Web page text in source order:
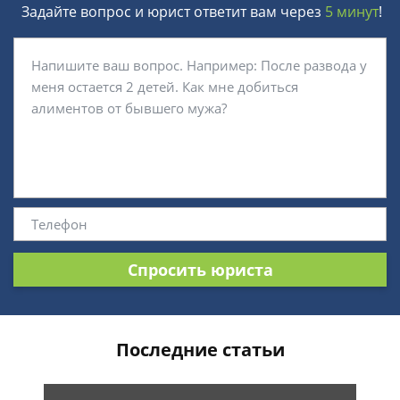
Задайте вопрос и юрист ответит вам через 5 минут!
Спросить юриста
Последние статьи